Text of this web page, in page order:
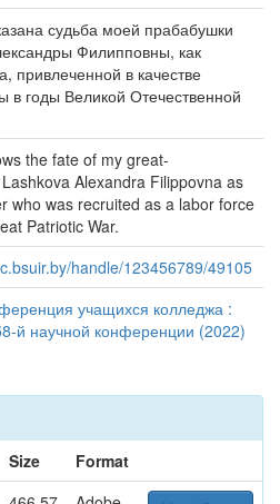
судьба моей прабабушки
Филипповны, как
привлеченной в качестве
в годы Великой Отечественной
the fate of my great-
Alexandra Filippovna as
who was recruited as a labor force
Patriotic War.
handle/123456789/49105
учащихся колледжа :
й научной конференции (2022)
Size
Format